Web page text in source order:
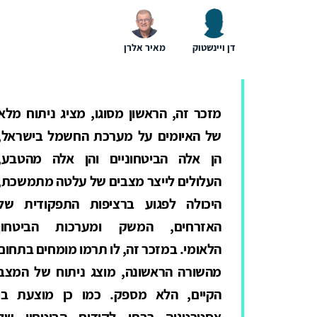
דן ויינשטוק מאיר אלרן
מזכר זה, הראשון מסוגו, מציג ניתוח
של האיומים על מערכת החשמל
הן אלה הביטחוניים והן אלה
העלולים לייצר מצבים של עלטה
היכולה לפגוע ברציפות התפקודית
האזרחים, המשק ומערכות
הלאומי. במזכר זה, לו תרמו מומחים
מהשורה הראשונה, מוצג ניתוח של
הקיים, הלא מספק. כמו כן מוצעת